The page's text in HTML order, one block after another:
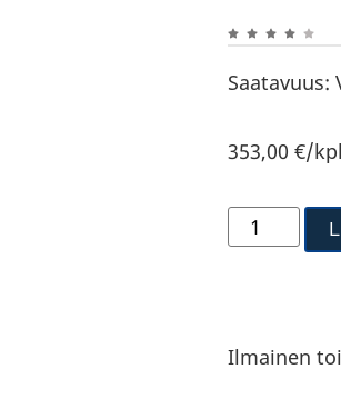
Saatavuus:
353,00 €/kpl
Ilmainen